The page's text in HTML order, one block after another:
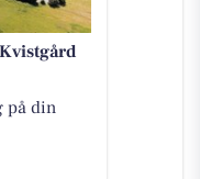
på din